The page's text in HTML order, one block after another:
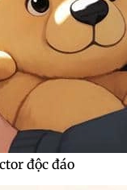
độc đáo